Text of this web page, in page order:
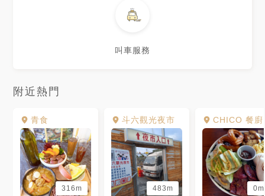
叫車服務
附近熱門
青食
316m
斗六觀光夜市
483m
CHICO 餐廚
0m